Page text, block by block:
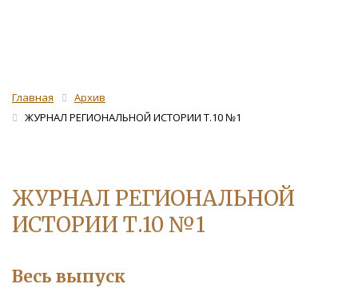
Главная
Архив
ЖУРНАЛ РЕГИОНАЛЬНОЙ ИСТОРИИ Т.10 №1
ЖУРНАЛ РЕГИОНАЛЬНОЙ
ИСТОРИИ Т.10 №1
Весь выпуск